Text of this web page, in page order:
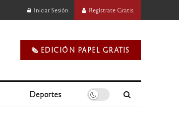
Iniciar Sesión Regístrate Gratis
🗞️ EDICIÓN PAPEL GRATIS
Deportes